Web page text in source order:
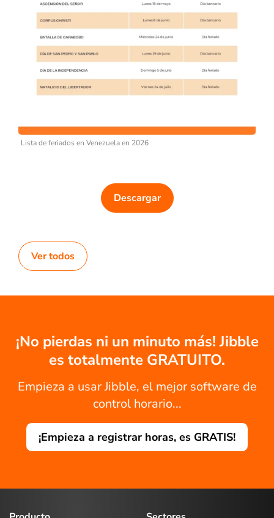
Lista de feriados en Venezuela en 2026
Descargar
Ver todos
¡No pierdas ni un minuto más! Jibble
es totalmente GRATUITO.
Empieza a usar Jibble, el mejor software de
control horario...
¡Empieza a registrar horas, es GRATIS!